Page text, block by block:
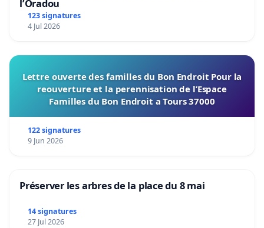
l’Oradou
123 signatures
4 Jul 2026
Lettre ouverte des familles du Bon Endroit Pour la
reouverture et la perennisation de l’Espace
Familles du Bon Endroit a Tours 37000
122 signatures
9 Jun 2026
Préserver les arbres de la place du 8 mai
14 signatures
27 Jul 2026